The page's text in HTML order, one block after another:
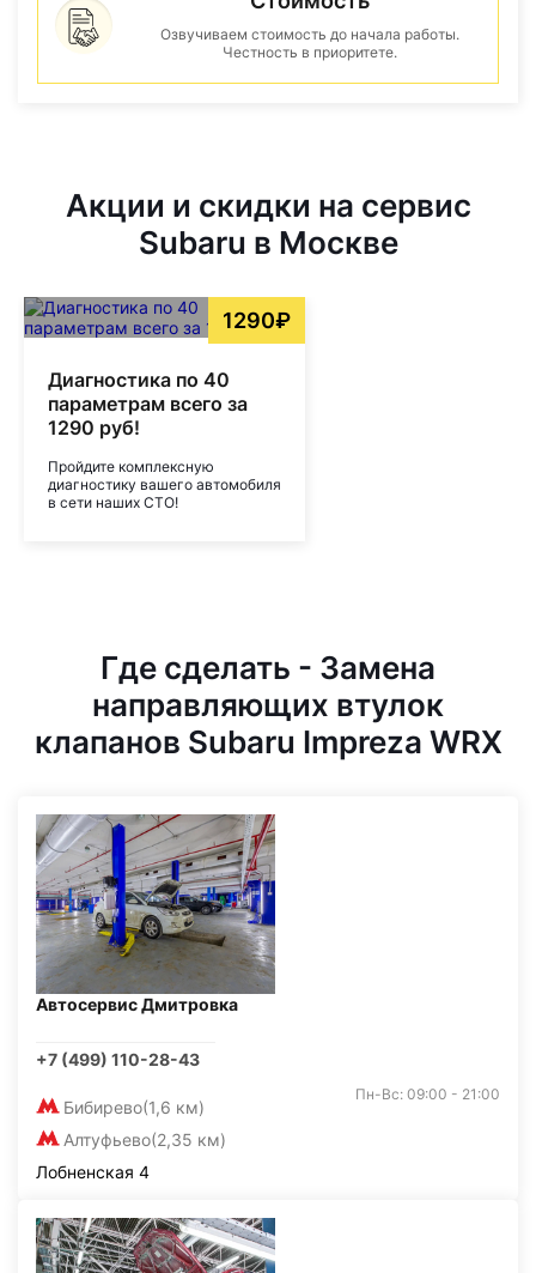
Озвучиваем стоимость до начала работы.
Честность в приоритете.
Акции и скидки на сервис
Subaru в Москве
1290₽
Диагностика по 40
параметрам всего за
1290 руб!
Пройдите комплексную
диагностику вашего автомобиля
в сети наших СТО!
Где сделать - Замена
направляющих втулок
клапанов Subaru Impreza WRX
Автосервис Дмитровка
+7 (499) 110-28-43
Бибирево(1,6 км)
Алтуфьево(2,35 км)
Пн-Вс: 09:00 - 21:00
Лобненская 4